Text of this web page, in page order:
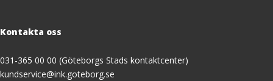
Kontakta oss
031-365 00 00 (Göteborgs Stads kontaktcenter)
kundservice@ink.goteborg.se